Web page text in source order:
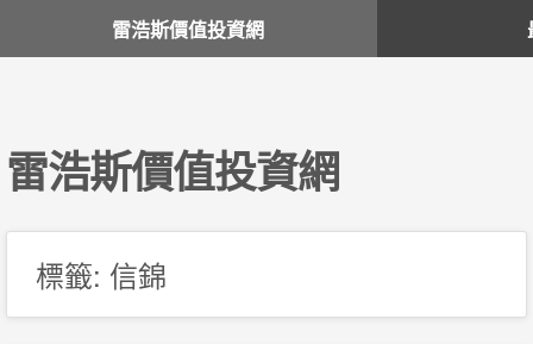
雷浩斯價值投資網
雷浩斯價值投資網
標籤: 信錦